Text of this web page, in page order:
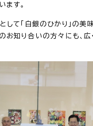
ます。
て「白銀のひかり」の美
お知り合いの方々にも、